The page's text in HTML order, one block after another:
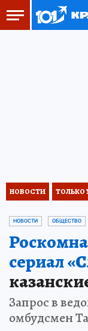
НОВОСТИ ТОЛЬКО
НОВОСТИ ОБЩЕСТВО
сериал
Запрос в
омбудсмен